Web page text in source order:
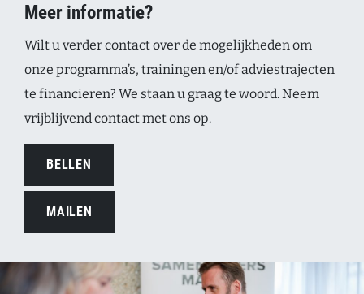
Meer informatie?
Wilt u verder contact over de mogelijkheden om
onze programma’s, trainingen en/of adviestrajecten
te financieren? We staan u graag te woord. Neem
vrijblijvend contact met ons op.
BELLEN
MAILEN